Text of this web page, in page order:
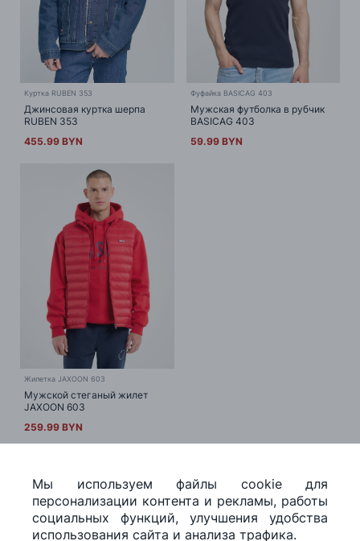
Куртка RUBEN 353
Джинсовая куртка шерпа
RUBEN 353
455.99 BYN
Фуфайка BASICAG 403
Мужская футболка в рубчик
BASICAG 403
59.99 BYN
Жилетка JAXOON 603
Мужской стеганый жилет
JAXOON 603
259.99 BYN
О НАС
Мы используем файлы cookie для
персонализации контента и рекламы, работы
социальных функций, улучшения удобства
использования сайта и анализа трафика.